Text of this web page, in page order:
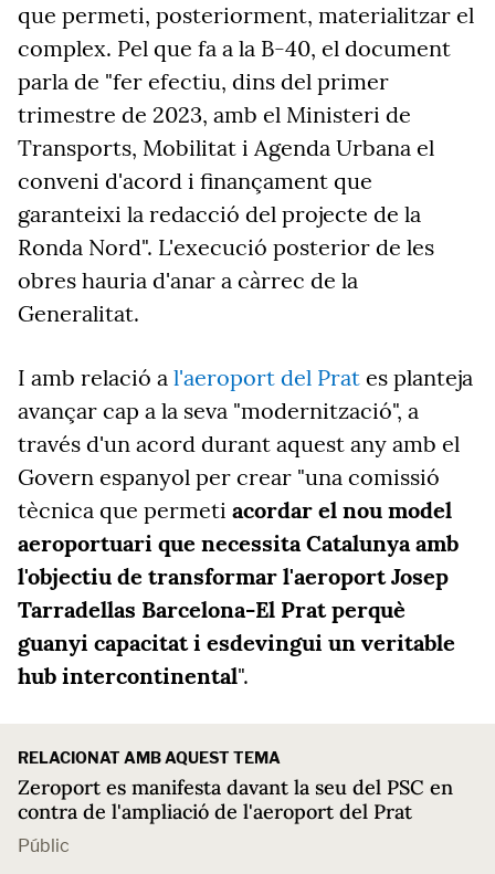
que permeti, posteriorment, materialitzar el
complex. Pel que fa a la B-40, el document
parla de "fer efectiu, dins del primer
trimestre de 2023, amb el Ministeri de
Transports, Mobilitat i Agenda Urbana el
conveni d'acord i finançament que
garanteixi la redacció del projecte de la
Ronda Nord". L'execució posterior de les
obres hauria d'anar a càrrec de la
Generalitat.
I amb relació a l'aeroport del Prat es planteja
avançar cap a la seva "modernització", a
través d'un acord durant aquest any amb el
Govern espanyol per crear "una comissió
tècnica que permeti acordar el nou model
aeroportuari que necessita Catalunya amb
l'objectiu de transformar l'aeroport Josep
Tarradellas Barcelona-El Prat perquè
guanyi capacitat i esdevingui un veritable
hub intercontinental".
RELACIONAT AMB AQUEST TEMA
Zeroport es manifesta davant la seu del PSC en
contra de l'ampliació de l'aeroport del Prat
Públic